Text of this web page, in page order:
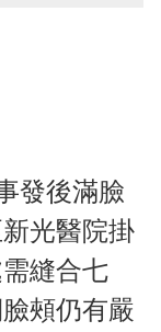
發後滿臉
光醫院掛
縫合七
頰仍有嚴